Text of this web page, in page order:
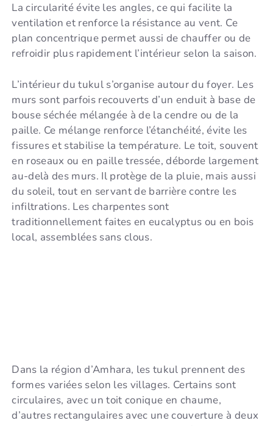
La circularité évite les angles, ce qui facilite la
ventilation et renforce la résistance au vent. Ce
plan concentrique permet aussi de chauffer ou de
refroidir plus rapidement l’intérieur selon la saison.
L’intérieur du tukul s’organise autour du foyer. Les
murs sont parfois recouverts d’un enduit à base de
bouse séchée mélangée à de la cendre ou de la
paille. Ce mélange renforce l’étanchéité, évite les
fissures et stabilise la température. Le toit, souvent
en roseaux ou en paille tressée, déborde largement
au-delà des murs. Il protège de la pluie, mais aussi
du soleil, tout en servant de barrière contre les
infiltrations. Les charpentes sont
traditionnellement faites en eucalyptus ou en bois
local, assemblées sans clous.
Dans la région d’Amhara, les tukul prennent des
formes variées selon les villages. Certains sont
circulaires, avec un toit conique en chaume,
d’autres rectangulaires avec une couverture à deux